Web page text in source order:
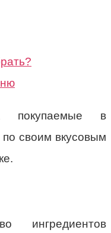
покупаемые в
по своим вкусовым
ингредиентов